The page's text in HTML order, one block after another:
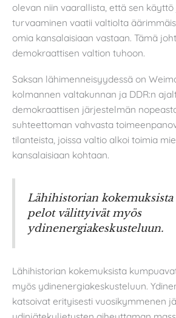
olevan niin vaarallista, että sen
turvaaminen vaatii valtiolta
omia kansalaisiaan vastaan. Tämä
demokraattisen valtion tuhoon.
Saksan lähimenneisyydessä on
kolmannen valtakunnan ja DDR:n
demokraattisen järjestelmän
suhteettoman vahvasta
tilanteista, joissa valtio alkoi toimia
kansalaisiaan kohtaan.
Lähihistorian
pelot välittyivät myös
ydinenergiakeskusteluun.
Lähihistorian kokemuksista
myös ydinenergiakeskusteluun.
katsoivat erityisesti vuosikymmenen